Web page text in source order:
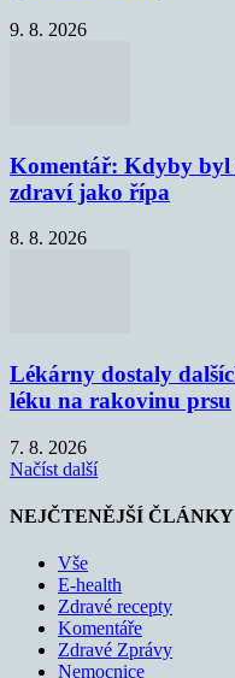
9. 8. 2026
Komentář: Kdyby byl
zdraví jako řípa
8. 8. 2026
Lékárny dostaly
léku na rakovinu prsu
7. 8. 2026
Načíst další
NEJČTENĚJŠÍ ČLÁNKY
Vše
E-health
Zdravé recepty
Komentáře
Zdravé Zprávy
Nemocnice